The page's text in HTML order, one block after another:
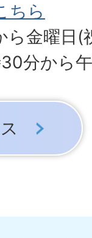
ちら
ら金曜日(
分から